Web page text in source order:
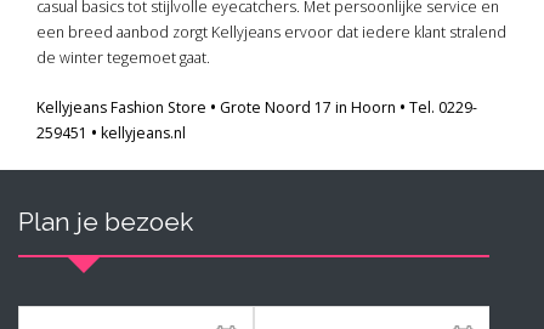
casual basics tot stijlvolle eyecatchers. Met persoonlijke service en
een breed aanbod zorgt Kellyjeans ervoor dat iedere klant stralend
de winter tegemoet gaat.
Kellyjeans Fashion Store • Grote Noord 17 in Hoorn • Tel. 0229-
259451 • kellyjeans.nl
Plan je bezoek